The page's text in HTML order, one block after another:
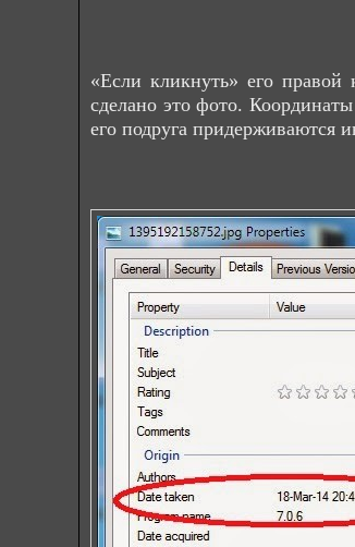
«Если кликнуть» его
сделано это фото.
его подруга придерживаются